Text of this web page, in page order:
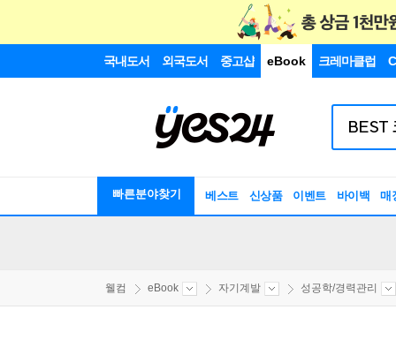
국내도서 외국도서 중고샵 eBook 크레마클럽
빠른분야찾기 베스트 신상품 이벤트 바이백 매
웰컴 eBook 자기계발 성공학/경력관리